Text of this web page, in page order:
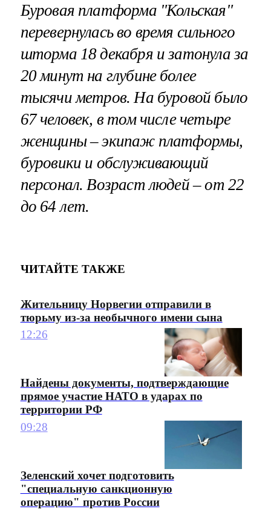
Буровая платформа "Кольская"
перевернулась во время сильного
шторма 18 декабря и затонула за
20 минут на глубине более
тысячи метров. На буровой было
67 человек, в том числе четыре
женщины – экипаж платформы,
буровики и обслуживающий
персонал. Возраст людей – от 22
до 64 лет.
ЧИТАЙТЕ ТАКЖЕ
Жительницу Норвегии отправили в
тюрьму из-за необычного имени сына
12:26
Найдены документы, подтверждающие
прямое участие НАТО в ударах по
территории РФ
09:28
Зеленский хочет подготовить
"специальную санкционную
операцию" против России